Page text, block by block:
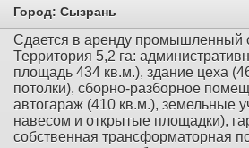
Город: Сызрань
Сдается в аренду промышленный
Территория 5,2 га:
площадь 434 кв.м.), здание цеха
потолки), сборно-разборное
автогараж (410 кв.м.), земельные
навесом и открытые площадки),
собственная трансформаторная